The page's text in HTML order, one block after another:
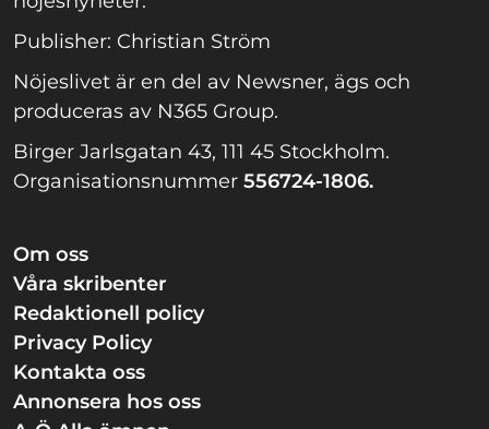
Publisher: Christian Ström
Nöjeslivet är en del av Newsner, ägs och
produceras av N365 Group.
Birger Jarlsgatan 43, 111 45 Stockholm.
Organisationsnummer 556724-1806.
Om oss
Våra skribenter
Redaktionell policy
Privacy Policy
Kontakta oss
Annonsera hos oss